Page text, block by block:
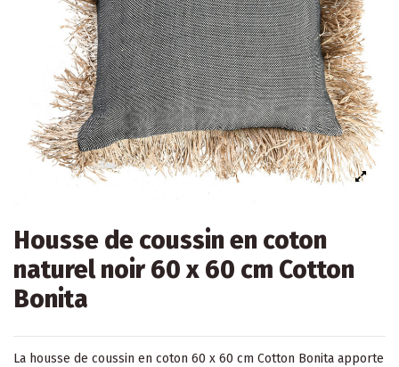
Housse de coussin en coton
naturel noir 60 x 60 cm Cotton
Bonita
La housse de coussin en coton 60 x 60 cm Cotton Bonita apporte